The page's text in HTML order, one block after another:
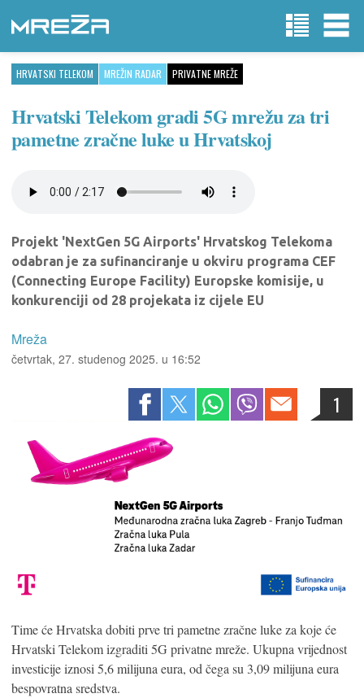
HRVATSKI TELEKOM MREŽIN RADAR PRIVATNE MREŽE
Hrvatski Telekom gradi 5G mrežu za tri
pametne zračne luke u Hrvatskoj
Projekt 'NextGen 5G Airports' Hrvatskog Telekoma
odabran je za sufinanciranje u okviru programa CEF
(Connecting Europe Facility) Europske komisije, u
konkurenciji od 28 projekata iz cijele EU
Mreža
četvrtak, 27. studenog 2025. u 16:52
1
Time će Hrvatska dobiti prve tri pametne zračne luke za koje će
Hrvatski Telekom izgraditi 5G privatne mreže. Ukupna vrijednost
investicije iznosi 5,6 milijuna eura, od čega su 3,09 milijuna eura
bespovratna sredstva.